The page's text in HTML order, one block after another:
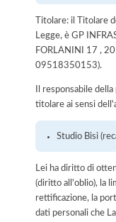
Titolare: il Titolare
Legge, è GP
FORLANINI 17 ,
09518350153).
Il responsabile
titolare ai sensi
Studio Bisi
Lei ha diritto di
(diritto all'oblio), la
rettificazione, la
dati personali che